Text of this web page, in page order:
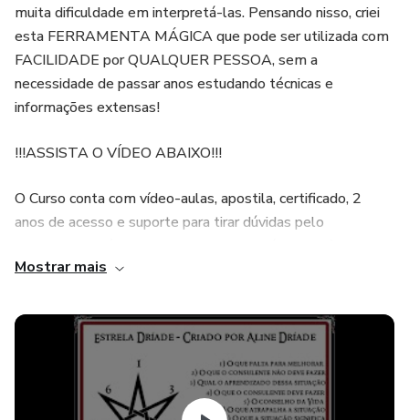
muita dificuldade em interpretá-las. Pensando nisso, criei
esta FERRAMENTA MÁGICA que pode ser utilizada com
FACILIDADE por QUALQUER PESSOA, sem a
necessidade de passar anos estudando técnicas e
informações extensas!
!!!ASSISTA O VÍDEO ABAIXO!!!
O Curso conta com vídeo-aulas, apostila, certificado, 2
anos de acesso e suporte para tirar dúvidas pelo
150 páginas + 34 Cartas do Oráculo em sua residência!
Seja um profissional seguro e capacitado para auxiliar
outras pessoas através das Cartas Terapêuticas - Tribo
Tópicos do Curso de Oráculo Terapêutico:
Mostrar mais